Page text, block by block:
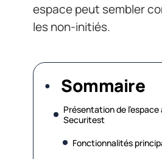
espace peut sembler
les non-initiés.
Sommaire
Présentation de
Securitest
Fonctionnalités